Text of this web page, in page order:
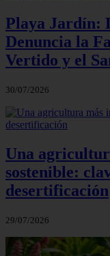
Playa Jardín:
Denuncia la
Vertido y el
30/07/2026
Una
sostenible:
desertificación
29/07/2026